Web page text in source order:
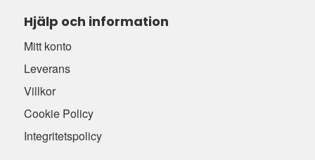
Hjälp och information
Mitt konto
Leverans
Villkor
Cookie Policy
Integritetspolicy